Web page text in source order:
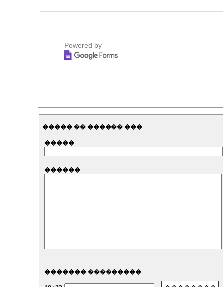
Powered by
����� �� ������ ���
�����
������
������� ���������